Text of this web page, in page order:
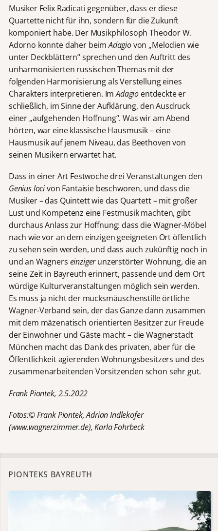
Musiker Felix Radicati gegenüber, dass er diese
Quartette nicht für ihn, sondern für die Zukunft
komponiert habe. Der Musikphilosoph Theodor W.
Adorno konnte daher beimAdagiovon „Melodien wie
unter Deckblättern“ sprechen und den Auftritt des
unharmonisierten russischen Themas mit der
folgenden Harmonisierung als Verstellung eines
Charakters interpretieren. ImAdagio entdeckte er
schließlich, im Sinne der Aufklärung, den Ausdruck
einer „aufgehenden Hoffnung“. Was wir am Abend
hörten, war eine klassische Hausmusik – eine
Hausmusik auf jenem Niveau, das Beethoven von
seinen Musikern erwartet hat.
Dass in einer Art Festwoche drei Veranstaltungen den
Genius locivon Fantaisie beschworen, und dass die
Musiker – das Quintett wie das Quartett – mit großer
Lust und Kompetenz eine Festmusik machten, gibt
durchaus Anlass zur Hoffnung: dass die Wagner-Möbel
nach wie vor an dem einzigen geeigneten Ort öffentlich
zu sehen sein werden, und dass auch zukünftig noch in
und an Wagners einzigerunzerstörter Wohnung, die an
seine Zeit in Bayreuth erinnert, passende und dem Ort
würdige Kulturveranstaltungen möglich sein werden.
Es muss ja nicht der mucksmäuschenstille örtliche
Wagner-Verband sein, der das Ganze dann zusammen
mit dem mäzenatisch orientierten Besitzer zur Freude
der Einwohner und Gäste macht – die Wagnerstadt
München macht das Dank des privaten, aber für die
Öffentlichkeit agierenden Wohnungsbesitzers und des
zusammenarbeitenden Vorsitzenden schon sehr gut.
Frank Piontek, 2.5.2022
Fotos:© Frank Piontek, Adrian Indlekofer
(www.wagnerzimmer.de), Karla Fohrbeck
PIONTEKS BAYREUTH